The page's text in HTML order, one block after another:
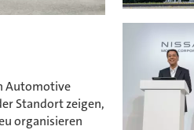
Automotive
Standort zeigen,
organisieren